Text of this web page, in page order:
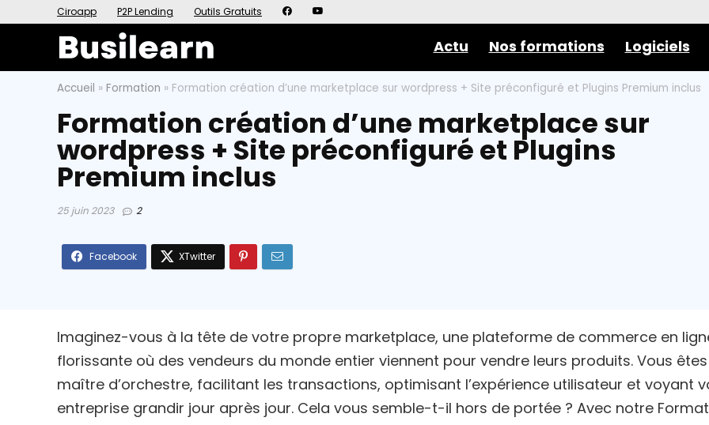
Ciroapp P2P Lending Outils Gratuits
Actu Nos formations Logiciels
Accueil » Formation » Formation création d’une marketplace sur wordpress + Site préconfiguré et Plugins Premium inclus
Formation création d’une marketplace sur
wordpress + Site préconfiguré et Plugins
Premium inclus
25 juin 2023 2
Imaginez-vous à la tête de votre propre marketplace, une plateforme de commerce en
florissante où des vendeurs du monde entier viennent pour vendre leurs produits. Vous
maître d’orchestre, facilitant les transactions, optimisant l’expérience utilisateur et voyant
entreprise grandir jour après jour. Cela vous semble-t-il hors de portée ? Avec notre